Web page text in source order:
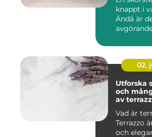
knappt i
Ändå är
värmek...
02.
Utforska
och
av
Vad är
Terrazzo
och